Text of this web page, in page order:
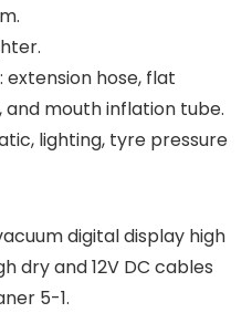
extension hose, flat
mouth inflation tube.
lighting, tyre pressure
digital display high
dry and 12V DC cables
5-1.